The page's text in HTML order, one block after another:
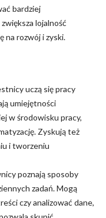
bardziej
lojalność
na rozwój i zyski.
uczą się pracy
umiejętności
w środowisku pracy,
Zyskują też
i tworzeniu
poznają sposoby
zadań. Mogą
czy analizować dane,